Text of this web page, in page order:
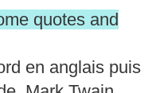
quotes and
en anglais puis